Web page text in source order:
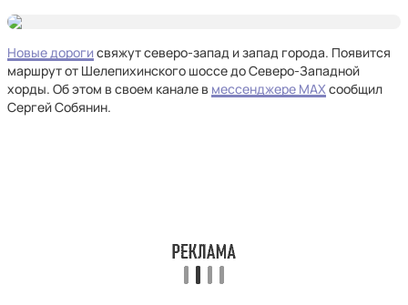
Новые дороги свяжут северо-запад и запад города. Появится
маршрут от Шелепихинского шоссе до Северо-Западной
хорды. Об этом в своем канале в мессенджере MAXсообщил
Сергей Собянин.